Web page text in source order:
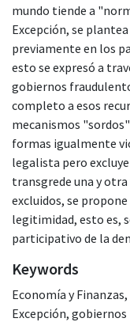
mundo tiende a
Excepción, se
previamente en los
esto se expresó a
gobiernos
completo a esos
mecanismos
formas igualmente
legalista pero
transgrede una y
excluidos, se
legitimidad, esto es,
participativo de la
Keywords
Economía y Finanzas,
Excepción,